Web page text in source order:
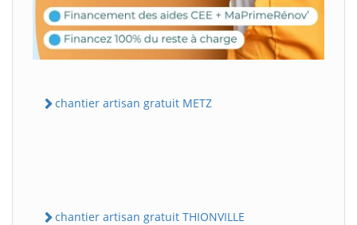
chantier artisan gratuit METZ
chantier artisan gratuit THIONVILLE